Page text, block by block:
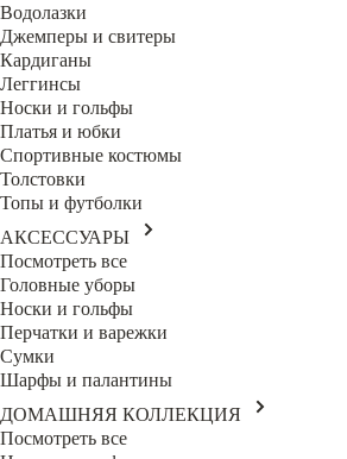
Водолазки
Джемперы и свитеры
Кардиганы
Леггинсы
Носки и гольфы
Платья и юбки
Спортивные костюмы
Толстовки
Топы и футболки
АКСЕССУАРЫ
Посмотреть все
Головные уборы
Носки и гольфы
Перчатки и варежки
Сумки
Шарфы и палантины
ДОМАШНЯЯ КОЛЛЕКЦИЯ
Посмотреть все